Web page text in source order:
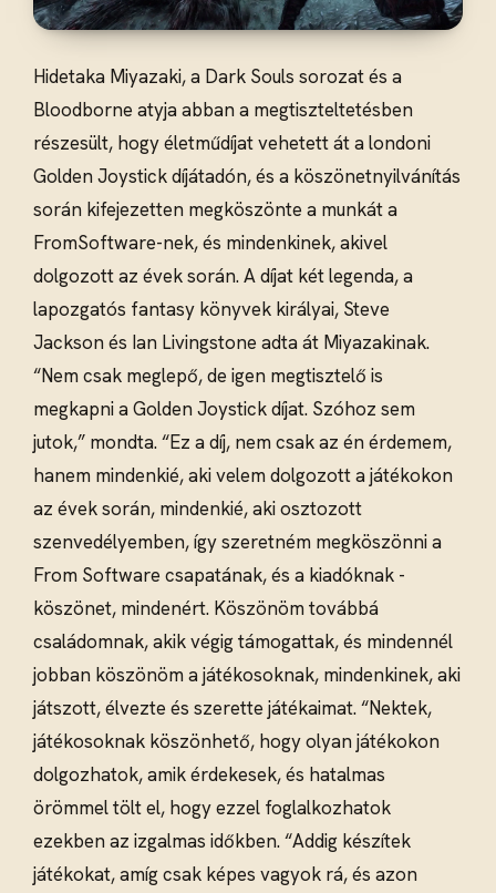
Hidetaka Miyazaki, a Dark Souls sorozat és a
Bloodborne atyja abban a megtiszteltetésben
részesült, hogy életműdíjat vehetett át a londoni
Golden Joystick díjátadón, és a köszönetnyilvánítás
során kifejezetten megköszönte a munkát a
FromSoftware-nek, és mindenkinek, akivel
dolgozott az évek során. A díjat két legenda, a
lapozgatós fantasy könyvek királyai, Steve
Jackson és Ian Livingstone adta át Miyazakinak.
“Nem csak meglepő, de igen megtisztelő is
megkapni a Golden Joystick díjat. Szóhoz sem
jutok,” mondta. “Ez a díj, nem csak az én érdemem,
hanem mindenkié, aki velem dolgozott a játékokon
az évek során, mindenkié, aki osztozott
szenvedélyemben, így szeretném megköszönni a
From Software csapatának, és a kiadóknak -
köszönet, mindenért. Köszönöm továbbá
családomnak, akik végig támogattak, és mindennél
jobban köszönöm a játékosoknak, mindenkinek, aki
játszott, élvezte és szerette játékaimat. “Nektek,
játékosoknak köszönhető, hogy olyan játékokon
dolgozhatok, amik érdekesek, és hatalmas
örömmel tölt el, hogy ezzel foglalkozhatok
ezekben az izgalmas időkben. “Addig készítek
játékokat, amíg csak képes vagyok rá, és azon